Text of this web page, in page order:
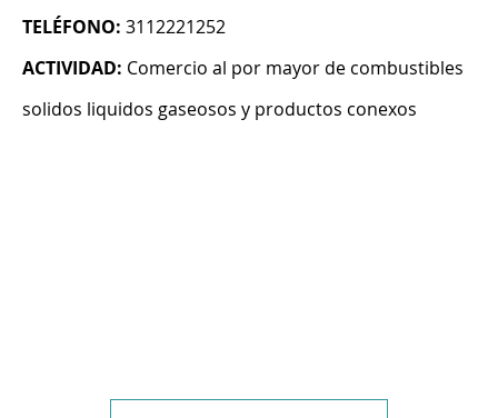
TELÉFONO: 3112221252
ACTIVIDAD: Comercio al por mayor de combustibles
solidos liquidos gaseosos y productos conexos